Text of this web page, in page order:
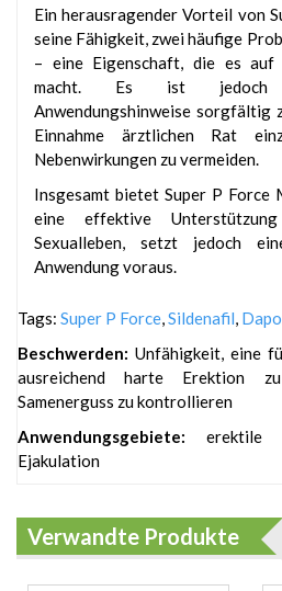
Ein herausragender Vorteil von
seine Fähigkeit, zwei häufige
– eine Eigenschaft, die es
macht. Es ist jedoch
Anwendungshinweise sorgfältig
Einnahme ärztlichen Rat
Nebenwirkungen zu vermeiden.
Insgesamt bietet Super P Force
eine effektive
Sexualleben, setzt jedoch
Anwendung voraus.
Tags: Super P Force,Sildenafil,
Beschwerden: Unfähigkeit, eine
ausreichend harte Erektion
Samenerguss zu kontrollieren
Anwendungsgebiete: erektile
Ejakulation
Verwandte Produkte